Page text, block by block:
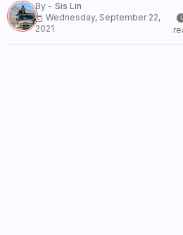
By - Sis Lin
Wednesday, September 22,
2021